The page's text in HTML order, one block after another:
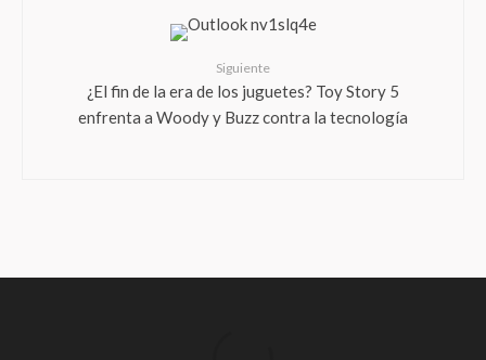
Siguiente
¿El fin de la era de los juguetes? Toy Story 5
enfrenta a Woody y Buzz contra la tecnología